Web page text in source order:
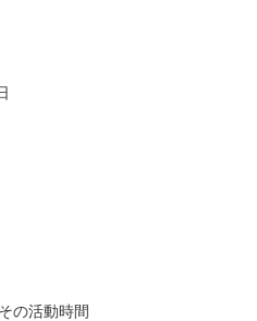
の活動時間